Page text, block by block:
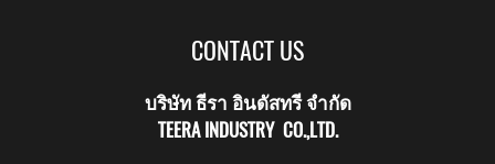
CONTACT US
บริษัท ธีรา อินดัสทรี จำกัด
TEERA INDUSTRY CO.,LTD.